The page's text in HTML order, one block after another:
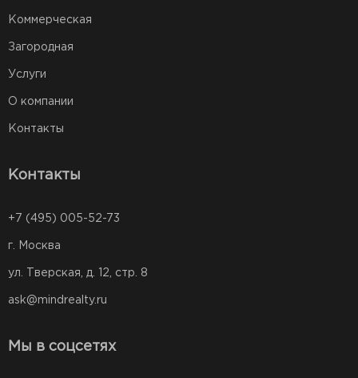
Коммерческая
Загородная
Услуги
О компании
Контакты
Контакты
+7 (495) 005-52-73
г. Москва
ул. Тверская, д. 12, стр. 8
ask@mindrealty.ru
Мы в соцсетях